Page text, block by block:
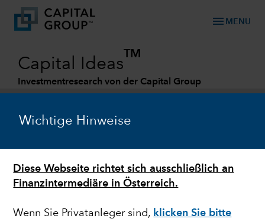
Wichtige Hinweise
Diese Webseite richtet sich ausschließlich an
Finanzintermediäre in Österreich.
Wenn Sie Privatanleger sind, klicken Sie bitte
menu MENU
Capital Ideas
TM
Investmentresearch von der Capital Group